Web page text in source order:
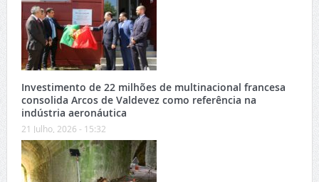
Investimento de 22 milhões de multinacional francesa
consolida Arcos de Valdevez como referência na
indústria aeronáutica
21 Julho, 2026 - 15:32